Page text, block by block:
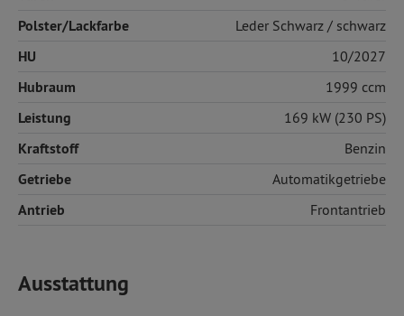
Polster/Lackfarbe Leder Schwarz / schwarz
HU 10/2027
Hubraum 1999 ccm
Leistung 169 kW (230 PS)
Kraftstoff Benzin
Getriebe Automatikgetriebe
Antrieb Frontantrieb
Ausstattung